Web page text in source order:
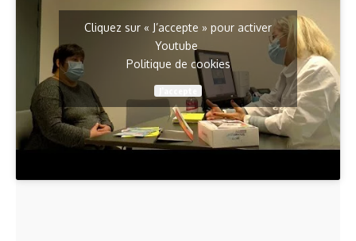
Cliquez sur « J’accepte » pour activer
Youtube
Politique de cookies